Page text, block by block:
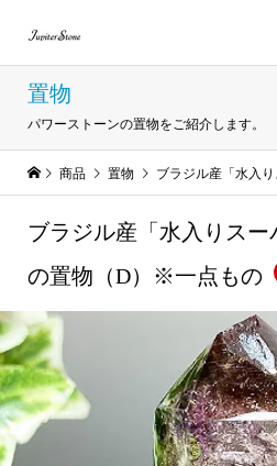
置物
パワーストーンの置物をご紹介します。
商品 置物 ブラジル産「水入りスー
ブラジル産「水入りス
の置物（D）※一点もの